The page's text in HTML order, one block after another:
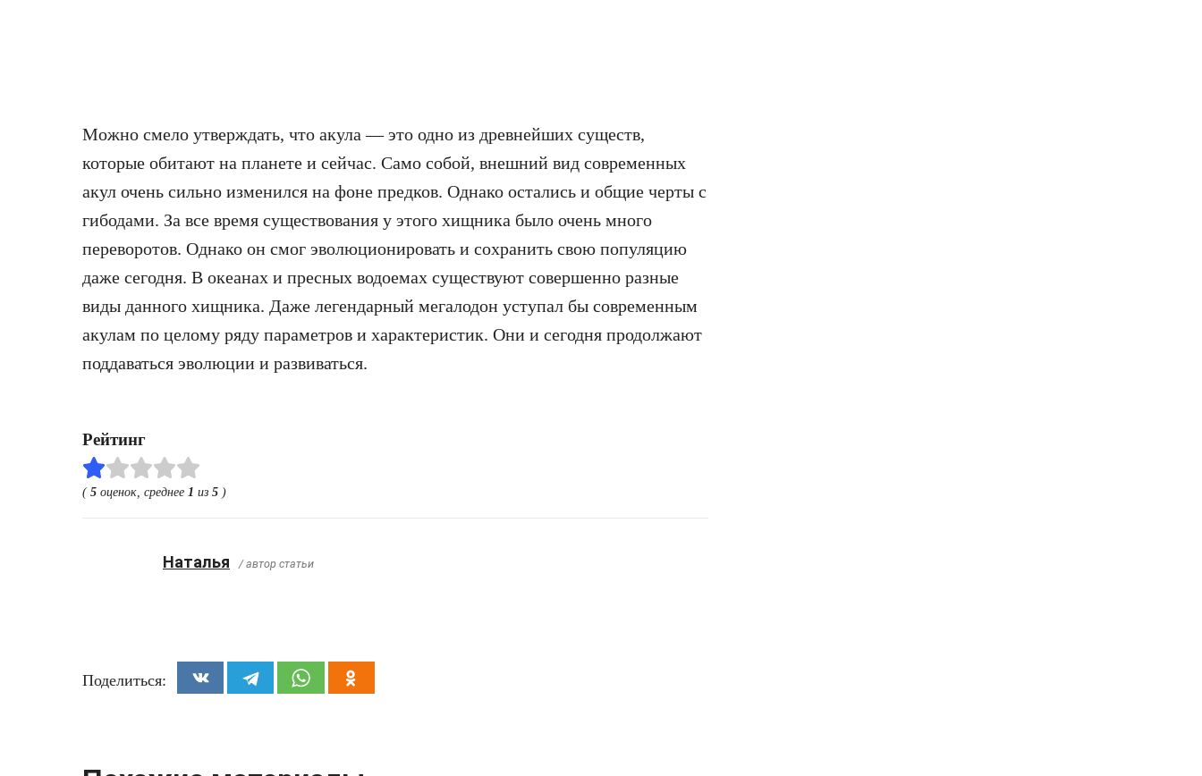
Можно смело утверждать, что акула — это одно из древнейших существ,
которые обитают на планете и сейчас. Само собой, внешний вид современных
акул очень сильно изменился на фоне предков. Однако остались и общие черты с
гибодами. За все время существования у этого хищника было очень много
переворотов. Однако он смог эволюционировать и сохранить свою популяцию
даже сегодня. В океанах и пресных водоемах существуют совершенно разные
виды данного хищника. Даже легендарный мегалодон уступал бы современным
акулам по целому ряду параметров и характеристик. Они и сегодня продолжают
поддаваться эволюции и развиваться.
Рейтинг
(5 оценок, среднее 1 из 5 )
Наталья / автор статьи
Поделиться: